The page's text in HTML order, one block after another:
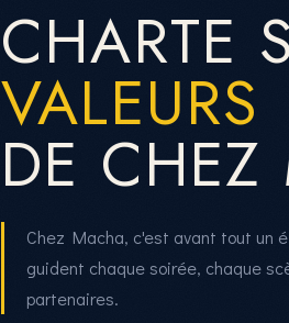
CHARTE
VALEURS
DE
Chez Macha, c'est avant tout un
guident chaque soirée, chaque
partenaires.